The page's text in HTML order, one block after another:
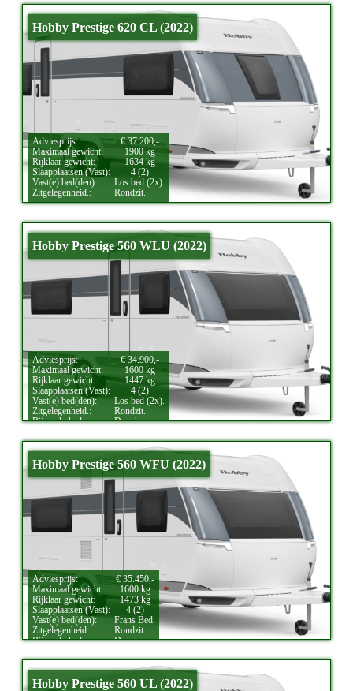
Hobby Prestige 620 CL (2022)
Adviesprijs:
€ 37.200,-
Maximaal gewicht:
1900 kg
Rijklaar gewicht:
1634 kg
Slaapplaatsen (Vast):
4 (2)
Vast(e) bed(den):
Los bed (2x).
Zitgelegenheid.:
Rondzit.
Hobby Prestige 560 WLU (2022)
Adviesprijs:
€ 34.900,-
Maximaal gewicht:
1600 kg
Rijklaar gewicht:
1447 kg
Slaapplaatsen (Vast):
4 (2)
Vast(e) bed(den):
Los bed (2x).
Zitgelegenheid.:
Rondzit.
Bijzonderheden:
Douche.
Hobby Prestige 560 WFU (2022)
Adviesprijs:
€ 35.450,-
Maximaal gewicht:
1600 kg
Rijklaar gewicht:
1473 kg
Slaapplaatsen (Vast):
4 (2)
Vast(e) bed(den):
Frans Bed.
Zitgelegenheid.:
Rondzit.
Bijzonderheden:
Douche.
Hobby Prestige 560 UL (2022)